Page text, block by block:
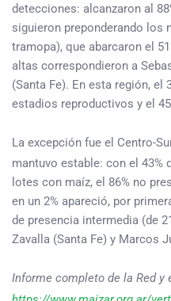
detecciones: alcanzaron al
siguieron preponderando los
tramopa), que abarcaron el
altas correspondieron a
(Santa Fe). En esta región, el
estadios reproductivos y el
La excepción fue el Centro-
mantuvo estable: con el 43%
lotes con maíz, el 86% no
en un 2% apareció, por
de presencia intermedia (de
Zavalla (Santa Fe) y Marcos
Informe completo de la Red y